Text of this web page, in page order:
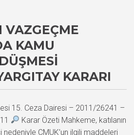
VAZGEÇME
KAMU
KARARI
15. Ceza Dairesi – 2011/26241 –
Karar Özeti Mahkeme, katılanın
CMUK’un ilgili maddeleri